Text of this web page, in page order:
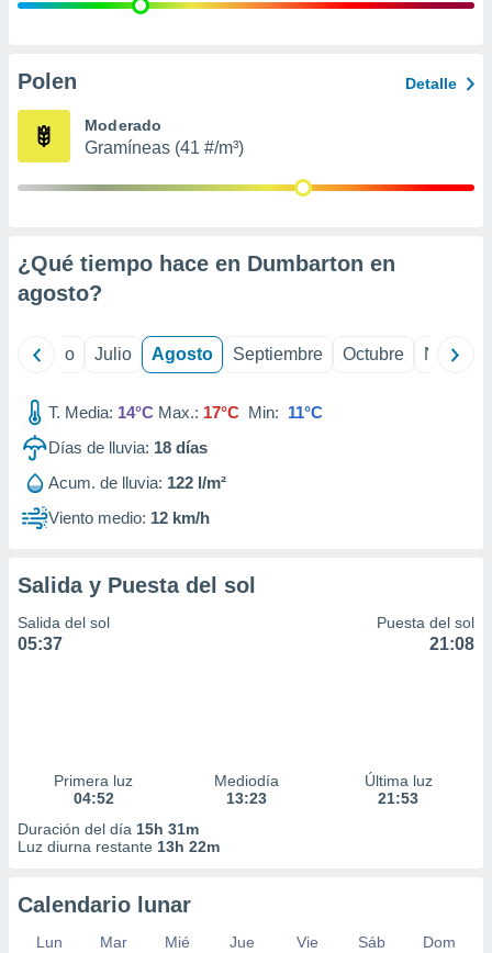
e
publicidad
Polen Detalle
Moderado
Gramíneas (41 #/m³)
¿Qué tiempo hace en Dumbarton en
agosto?
Junio Julio Agosto Septiembre Octubre
T. Media: 14°C Max.: 17°C Min: 11°C
Días de lluvia: 18 días
Acum. de lluvia: 122 l/m²
Viento medio: 12 km/h
Salida y Puesta del sol
Salida del sol
05:37
Puesta del sol
21:08
Primera luz
04:52
Mediodía
13:23
Última luz
21:53
Duración del día 15h 31m
Luz diurna restante 13h 22m
Calendario lunar
Lun Mar Mié Jue Vie Sáb
Dom